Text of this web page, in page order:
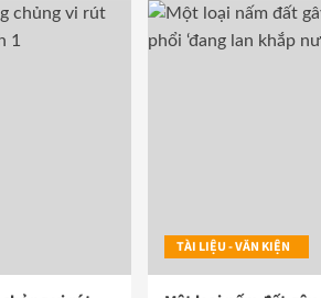
TÀI LIỆU - VĂN KIỆN